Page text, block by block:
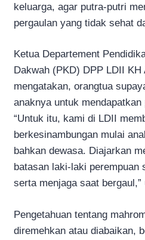
keluarga, agar putra-putri
pergaulan yang tidak sehat
Ketua Departement
Dakwah (PKD) DPP LDII KH
mengatakan, orangtua
anaknya untuk
“Untuk itu, kami di LDII
berkesinambungan mulai
bahkan dewasa. Diajarkan
batasan laki-laki perempuan
serta menjaga saat bergaul,”
Pengetahuan tentang
diremehkan atau diabaikan,